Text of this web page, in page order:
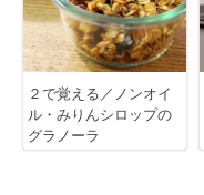
２で覚える／ノンオイ
ル・みりんシロップの
グラノーラ